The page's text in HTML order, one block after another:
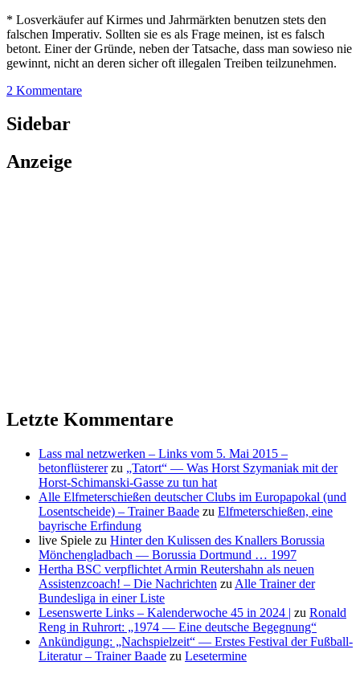
* Losverkäufer auf Kirmes und Jahrmärkten benutzen stets den
falschen Imperativ. Sollten sie es als Frage meinen, ist es falsch
betont. Einer der Gründe, neben der Tatsache, dass man sowieso nie
gewinnt, nicht an deren sicher oft illegalen Treiben teilzunehmen.
2 Kommentare
Sidebar
Anzeige
Letzte Kommentare
Lass mal netzwerken – Links vom 5. Mai 2015 –
betonflüstererzu „Tatort“ — Was Horst Szymaniak mit der
Horst-Schimanski-Gasse zu tun hat
Alle Elfmeterschießen deutscher Clubs im Europapokal (und
Losentscheide) – Trainer Baade zu Elfmeterschießen, eine
bayrische Erfindung
live Spiele zu Hinter den Kulissen des Knallers Borussia
Mönchengladbach — Borussia Dortmund … 1997
Hertha BSC verpflichtet Armin Reutershahn als neuen
Assistenzcoach! – Die Nachrichten zu Alle Trainer der
Bundesliga in einer Liste
Lesenswerte Links – Kalenderwoche 45 in 2024 | zu Ronald
Reng in Ruhrort: „1974 — Eine deutsche Begegnung“
Ankündigung: „Nachspielzeit“ — Erstes Festival der Fußball-
Literatur – Trainer Baade zu Lesetermine